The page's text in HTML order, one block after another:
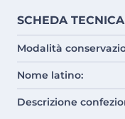
SCHEDA TECNICA
Modalità
Nome latino:
Descrizione